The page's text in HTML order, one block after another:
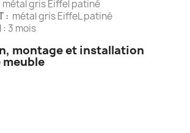
métal gris Eiffel patiné
: métal gris EiffeL patiné
: 3 mois
montage et installation